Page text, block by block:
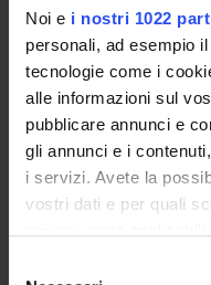
Noi e i nostri 1022
personali, ad esempio
tecnologie come i
alle informazioni sul
pubblicare annunci e
gli annunci e i
i servizi. Avete la
vostri dati e per quali
Specializzando
Pace Laura Maria
Specializzando
Temporary Professor
Porpiglia Nadia Maria
Technical-
Raniero Dario